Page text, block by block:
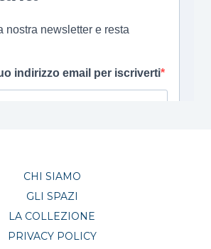
CHI SIAMO
GLI SPAZI
LA COLLEZIONE
PRIVACY POLICY